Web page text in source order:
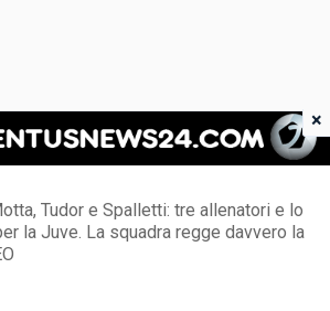
Juventus News 24
Tudor e Spalletti: tre allenatori e lo
la Juve. La squadra regge davvero la
×